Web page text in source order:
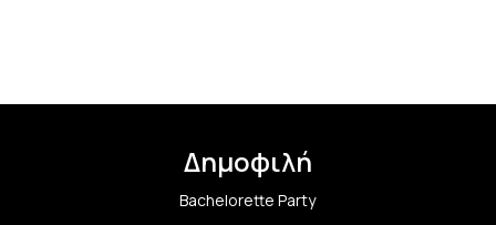
Δημοφιλή
Bachelorette Party